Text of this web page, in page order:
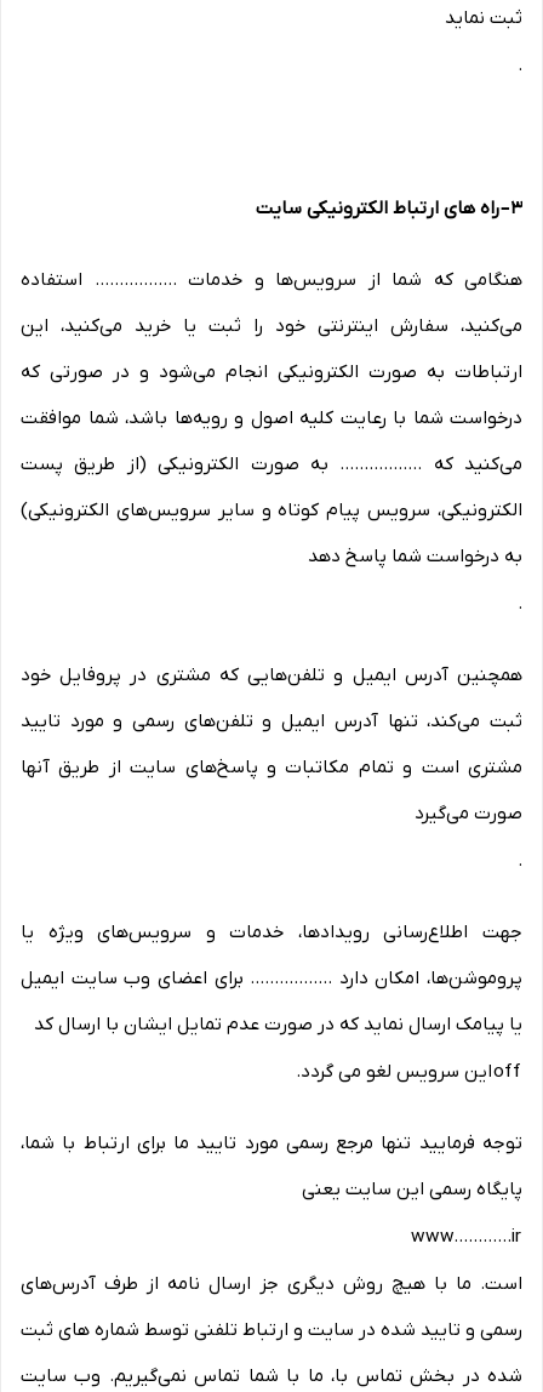
ثبت نماید
.
۳–راه های ارتباط الکترونیکی سایت
هنگامی که شما از سرویس‌‏ها و خدمات ................. استفاده
می‏‌کنید، سفارش اینترنتی خود را ثبت یا خرید می‏‌کنید، این
ارتباطات به صورت الکترونیکی انجام می‏‌شود و در صورتی که
درخواست شما با رعایت کلیه اصول و رویه‏‌ها باشد، شما موافقت
می‌‏کنید که ................. به صورت الکترونیکی (از طریق پست
الکترونیکی، سرویس پیام کوتاه و سایر سرویس‌های الکترونیکی)
به درخواست شما پاسخ دهد
.
همچنین آدرس ایمیل و تلفن‌هایی که مشتری در پروفایل خود
ثبت می‌کند، تنها آدرس ایمیل و تلفن‌های رسمی و مورد تایید
مشتری است و تمام مکاتبات و پاسخ‌های سایت از طریق آنها
صورت می‌گیرد
.
جهت اطلاع‌رسانی رویدادها، خدمات و سرویس‌های ویژه یا
پروموشن‌ها، امکان دارد ................. برای اعضای وب سایت ایمیل
یا پیامک ارسال نماید که در صورت عدم تمایل ایشان با ارسال کد
این سرویس لغو می گردد.
توجه فرمایید تنها مرجع رسمی مورد تایید ما برای ارتباط با شما،
پایگاه رسمی این سایت یعنی
است. ما با هیچ روش دیگری جز ارسال نامه از طرف آدرس‏‌های
رسمی و تایید شده در سایت و ارتباط تلفنی توسط شماره های ثبت
شده در بخش تماس با، ما با شما تماس نمی‌‏گیریم. وب سایت